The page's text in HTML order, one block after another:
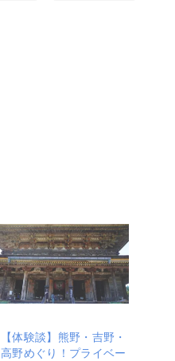
【体験談】熊野・吉野・
高野めぐり！プライベー